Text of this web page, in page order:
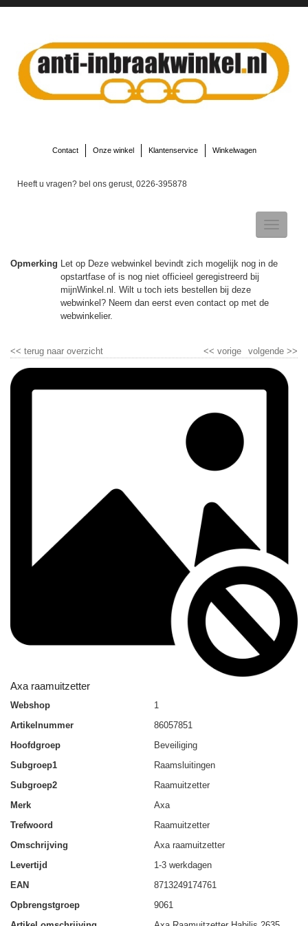
Contact Onze winkel Klantenservice Winkelwagen
Heeft u vragen? bel ons gerust, 0226-395878
Toggle
Opmerking Let op Deze webwinkel bevindt zich mogelijk nog in de
opstartfase of is nog niet officieel geregistreerd bij
mijnWinkel.nl. Wilt u toch iets bestellen bij deze
webwinkel? Neem dan eerst even contact op met de
webwinkelier.
<< terug naar overzicht volgende >>
<< vorige
Axa raamuitzetter
Webshop
1
Artikelnummer
86057851
Hoofdgroep
Beveiliging
Subgroep1
Raamsluitingen
Subgroep2
Raamuitzetter
Merk
Axa
Trefwoord
Raamuitzetter
Omschrijving
Axa raamuitzetter
Levertijd
1-3 werkdagen
EAN
8713249174761
Opbrengstgroep
9061